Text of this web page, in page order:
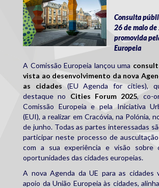
Consulta
26 de maio
promovida
Europeia
A Comissão Europeia lançou uma
vista ao desenvolvimento da nova
as cidades (EU Agenda for cities),
destaque no Cities Forum 2025, co-
Comissão Europeia e pela Iniciativa
(EUI), a realizar em Cracóvia, na Polónia,
de junho. Todas as partes interessadas
participar neste processo de
com a sua experiência e visão sobre
oportunidades das cidades europeias.
A nova Agenda da UE para as cidades
apoio da União Europeia às cidades,